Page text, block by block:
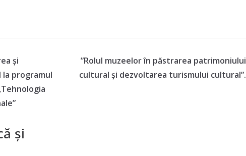
și
programul
”Rolul muzeelor în păstrarea patrimoniului
cultural și dezvoltarea turismului cultural”.
și